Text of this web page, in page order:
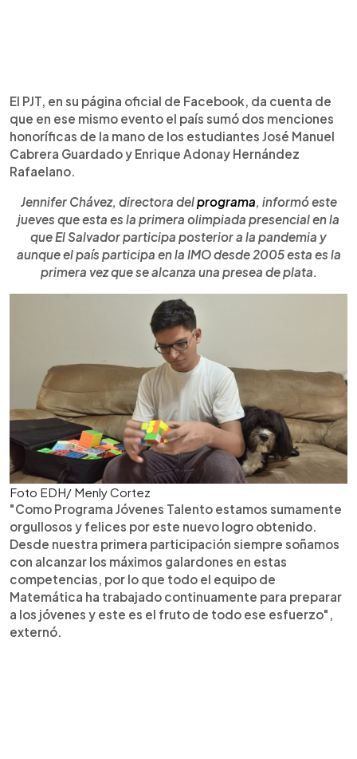
El PJT, en su página oficial de Facebook, da cuenta de
que en ese mismo evento el país sumó dos menciones
honoríficas de la mano de los estudiantes José Manuel
Cabrera Guardado y Enrique Adonay Hernández
Rafaelano.
Jennifer Chávez, directora delprograma , informó este
jueves que esta es la primera olimpiada presencial en la
que El Salvador participa posterior a la pandemia y
aunque el país participa en la IMO desde 2005 esta es la
primera vez que se alcanza una presea de plata.
Foto EDH/ Menly Cortez
"Como Programa Jóvenes Talento estamos sumamente
orgullosos y felices por este nuevo logro obtenido.
Desde nuestra primera participación siempre soñamos
con alcanzar los máximos galardones en estas
competencias, por lo que todo el equipo de
Matemática ha trabajado continuamente para preparar
a los jóvenes y este es el fruto de todo ese esfuerzo",
externó.